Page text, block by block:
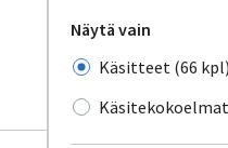
Näytä vain
Käsitteet (66 kpl)